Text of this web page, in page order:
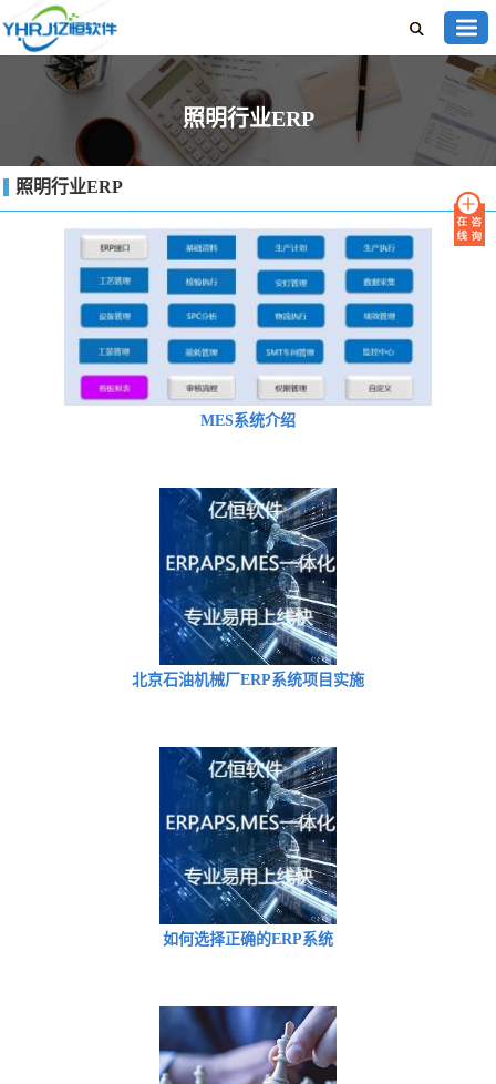
照明行业ERP
照明行业ERP
MES系统介绍
北京石油机械厂ERP系统项目实施
如何选择正确的ERP系统